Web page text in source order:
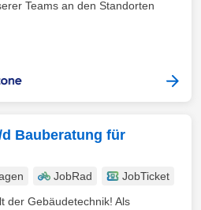
Teams an den Standorten
Bauberatung für
JobRad
JobTicket
der Gebäudetechnik! Als